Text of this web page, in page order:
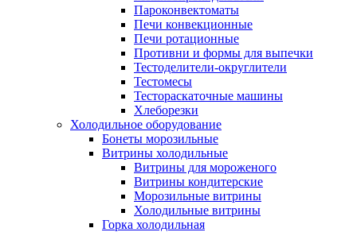
Пароконвектоматы
Печи конвекционные
Печи ротационные
Противни и формы для выпечки
Тестоделители-округлители
Тестомесы
Тестораскаточные машины
Хлеборезки
Холодильное оборудование
Бонеты морозильные
Витрины холодильные
Витрины для мороженого
Витрины кондитерские
Морозильные витрины
Холодильные витрины
Горка холодильная